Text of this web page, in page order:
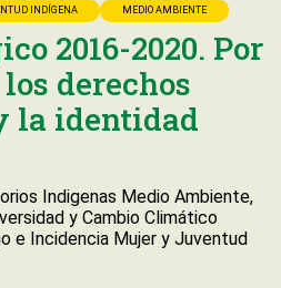
INDÍGENA MEDIO AMBIENTE
2016-2020. Por
derechos
la identidad
Indigenas Medio Ambiente,
y Cambio Climático
e Incidencia Mujer y Juventud